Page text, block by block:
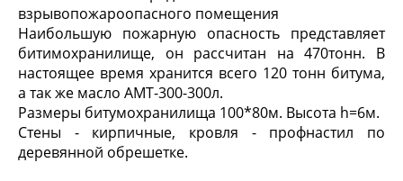
взрывопожароопасного помещения
Наибольшую пожарную опасность представляет
битимохранилище, он рассчитан на 470тонн. В
настоящее время хранится всего 120 тонн битума,
а так же масло АМТ-300-300л.
Размеры битумохранилища 100*80м. Высота h=6м.
Стены - кирпичные, кровля - профнастил по
деревянной обрешетке.